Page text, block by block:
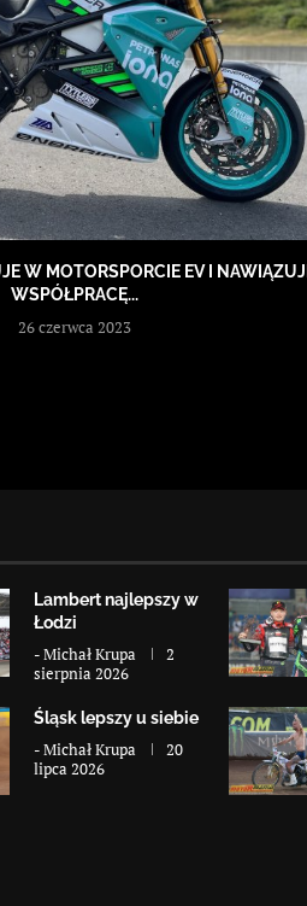
W MOTORSPORCIE EV I
WSPÓŁPRACĘ...
26 czerwca 2023
Lambert najlepszy w
Łodzi
-Michał Krupa
2
sierpnia 2026
Śląsk lepszy u siebie
-Michał Krupa
20
lipca 2026